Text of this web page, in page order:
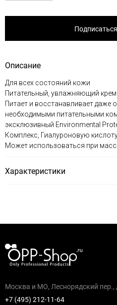
Описание
Для всех состояний кожи
Питательный, увлажняющий
Питает и восстанавливает даже
необходимыми питательными
эксклюзивный Environmental
Комплекс, Гиалуроновую
Может использоваться при
Характеристики
Москва и МО, Леснорядский пер.,
+7 (495) 212-11-64